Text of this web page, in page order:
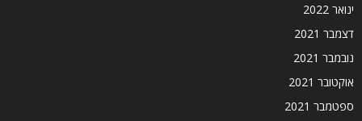
ינואר 2022
דצמבר 2021
נובמבר 2021
אוקטובר 2021
ספטמבר 2021